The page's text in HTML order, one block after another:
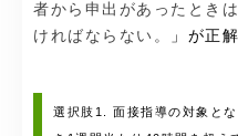
者から申出があったとき
ければならない。
」が正
選択肢1. 面接指導の対象と